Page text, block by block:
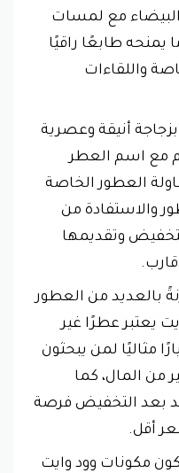
مع لمسات
يمنحه طابعًا راقيًا
واللقاءات
أنيقة وعصرية
مع اسم العطر
العطور الخاصة
والاستفادة من
وتقديمها
بالعديد من العطور
يعتبر عطرًا غير
مثاليًا لمن يبحثون
من المال، كما
بعد التخفيض فرصة
أقل.
مكونات وود وايت